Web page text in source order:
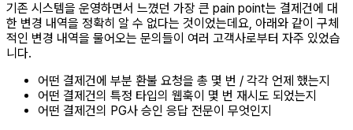
기존 시스템을 운영하면서 느꼈던 가장 큰 pain point는 결제건에 대
한 변경 내역을 정확히 알 수 없다는 것이었는데요, 아래와 같이 구체
적인 변경 내역을 물어오는 문의들이 여러 고객사로부터 자주 있었습
니다.
어떤 결제건에 부분 환불 요청을 총 몇 번 / 각각 언제 했는지
어떤 결제건의 특정 타입의 웹훅이 몇 번 재시도 되었는지
어떤 결제건의 PG사 승인 응답 전문이 무엇인지